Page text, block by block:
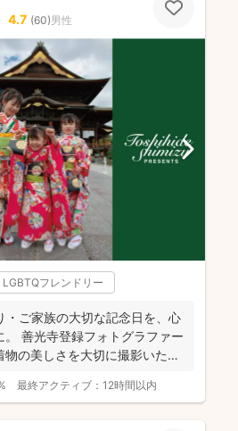
4.7 (60)男性
LGBTQフレンドリー
ご家族の大切な記念日を、心
。 善光寺登録フォトグラファー
の美しさを大切に撮影いたし
最終アクティブ： 12時間以内